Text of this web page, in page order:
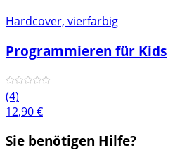
Hardcover, vierfarbig
Programmieren für Kids
(4)
12,90€
Sie benötigen Hilfe?